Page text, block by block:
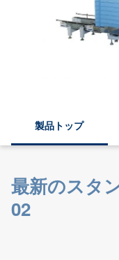
製品トップ
最新のスタ
02